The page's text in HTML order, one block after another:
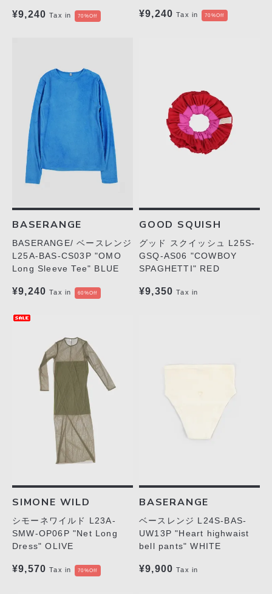
¥9,240 Tax in 70%Off ¥9,240 Tax in 70%Off
BASERANGE
BASERANGE/ ベースレンジ
L25A-BAS-CS03P "OMO
Long Sleeve Tee" BLUE
¥9,240 Tax in 60%Off
GOOD SQUISH
グッド スクイッシュ L25S-
GSQ-AS06 "COWBOY
SPAGHETTI" RED
¥9,350 Tax in
SIMONE WILD
シモーネワイルド L23A-
SMW-OP06P "Net Long
Dress" OLIVE
¥9,570 Tax in 70%Off
BASERANGE
ベースレンジ L24S-BAS-
UW13P "Heart highwaist
bell pants" WHITE
¥9,900 Tax in